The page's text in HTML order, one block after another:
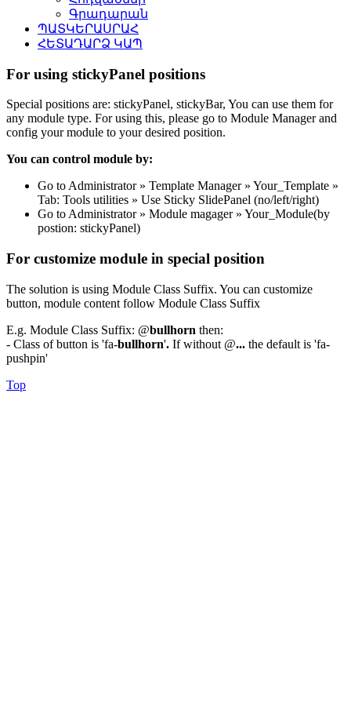
Գրադարան
ՊԱՏԿԵՐԱՍՐԱՀ
ՀԵՏԱԴԱՐՁ ԿԱՊ
For using stickyPanel positions
Special positions are: stickyPanel, stickyBar, You can use them for
any module type. For using this, please go to Module Manager and
config your module to your desired position.
You can control module by:
Go to Administrator » Template Manager » Your_Template »
Tab: Tools utilities » Use Sticky SlidePanel (no/left/right)
Go to Administrator » Module magager » Your_Module(by
postion: stickyPanel)
For customize module in special position
The solution is using Module Class Suffix. You can customize
button, module content follow Module Class Suffix
E.g. Module Class Suffix: @bullhorn then:
- Class of button is 'fa-bullhorn'. If without @... the default is 'fa-
pushpin'
Top